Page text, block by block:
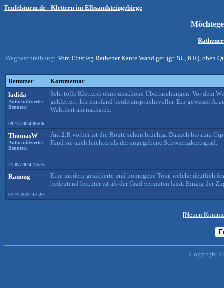
Teufelsturm.de - Klettern im Elbsandsteingebirge
Wegbeschreibung: Vom Einstieg Rathener Kante Wand ger. (gr. SU, 6 R), oben
Benutzer
Kommentar
ladida
Authentifizierter
Benutzer
09.12.2024 09:06
Sehr tolle Kletterei ohne unschöne Überraschungen. Vor dem
geklettert. Ich empfand beide anspruchsvoller. Ein gewisser A.
Wahrheit am nächsten.
ThomasW
Authentifizierter
Benutzer
21.07.2024 13:25
Am 2.R vorbei ist die Route schon brüchig. Danach bis zum
Fand sie auch leichter als der angegebene Schwierigkeitsgrad.
Rannug
01.11.2022 17:20
Eine modern gesicherte und homogene Tour, welche deutlich
bedeutend leichter ist als der Grad vermuten lässt. Einzig der
[Neuen
Copyright ©